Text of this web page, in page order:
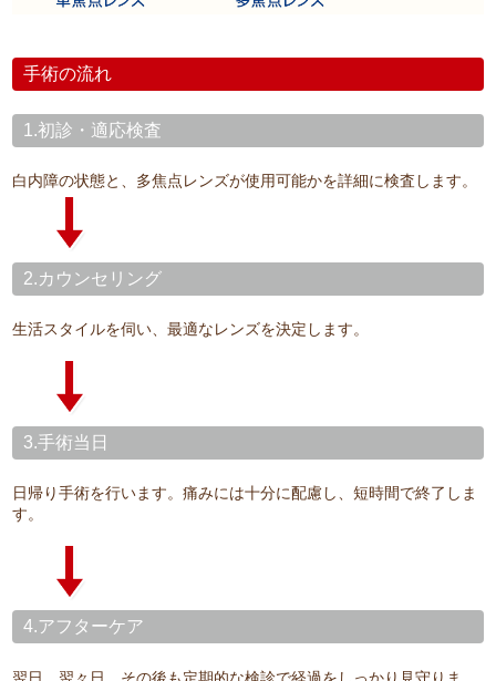
手術の流れ
1.初診・適応検査
白内障の状態と、多焦点レンズが使用可能かを詳細に検査します。
2.カウンセリング
生活スタイルを伺い、最適なレンズを決定します。
3.手術当日
日帰り手術を行います。痛みには十分に配慮し、短時間で終了しま
す。
4.アフターケア
翌日、翌々日、その後も定期的な検診で経過をしっかり見守りま